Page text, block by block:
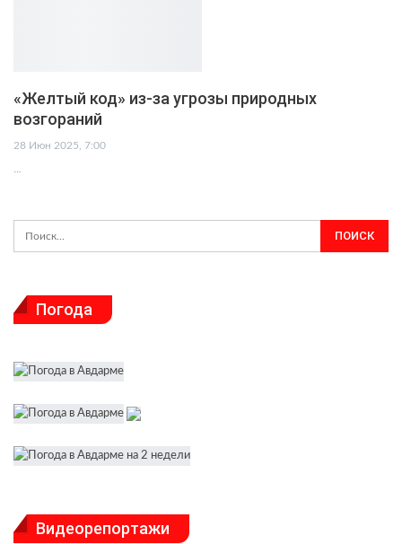
«Желтый код» из-за угрозы природных
возгораний
28 Июн 2025, 7:00
…
Погода
Видеорепортажи